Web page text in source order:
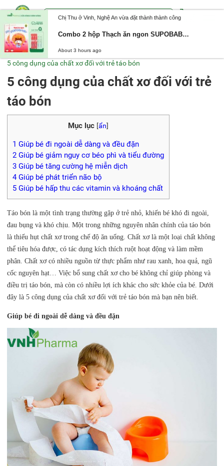
Trang chủ
Kinh nghiệm hay
5 công dụng của chất xơ đối với trẻ táo bón
5 công dụng của chất xơ đối với trẻ
táo bón
Mục lục [ẩn]
1 Giúp bé đi ngoài dễ dàng và đều đặn
2 Giúp bé giảm nguy cơ béo phì và tiểu đường
3 Giúp bé tăng cường hệ miễn dịch
4Giúp bé phát triển não bộ
5 Giúp bé hấp thu các vitamin và khoáng chất
Táo bón là một tình trạng thường gặp ở trẻ nhỏ, khiến bé khó đi ngoài,
đau bụng và khó chịu. Một trong những nguyên nhân chính của táo bón
là thiếu hụt chất xơ trong chế độ ăn uống. Chất xơ là một loại chất không
thể tiêu hóa được, có tác dụng kích thích ruột hoạt động và làm mềm
phân. Chất xơ có nhiều nguồn từ thực phẩm như rau xanh, hoa quả, ngũ
cốc nguyên hạt… Việc bổ sung chất xơ cho bé không chỉ giúp phòng và
điều trị táo bón, mà còn có nhiều lợi ích khác cho sức khỏe của bé. Dưới
đây là 5 công dụng của chất xơ đối với trẻ táo bón mà bạn nên biết.
Giúp bé đi ngoài dễ dàng và đều đặn
Chị Thu ở Vinh, Nghệ An vừa đặt thành thành công
Combo 2 hộp Thạch ăn ngon SUPOBABY 5IN1 giúp bé ăn ngon, tiêu hóa tốt, tăng sức đề kháng cho bé
About 3 hours ago